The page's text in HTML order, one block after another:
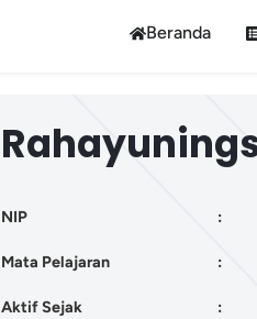
Beranda
NIP :
Mata Pelajaran :
Aktif Sejak :